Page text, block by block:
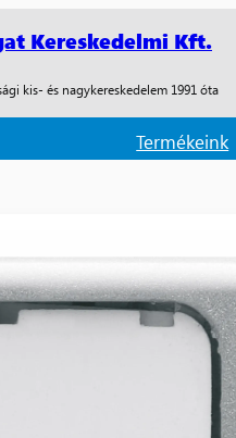
Kereskedelmi Kft.
kis- és nagykereskedelem 1991 óta
Termékeink